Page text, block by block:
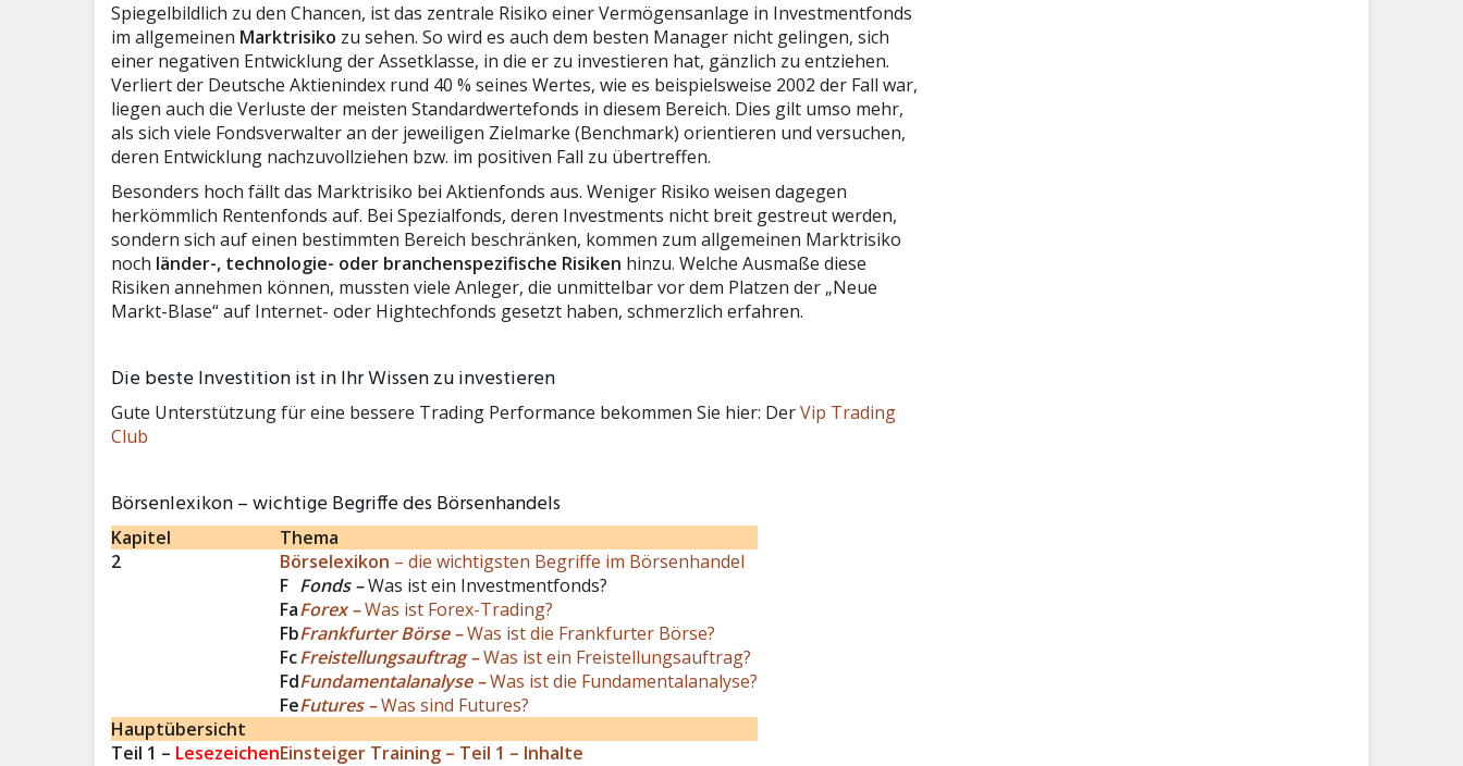
Spiegelbildlich zu den Chancen, ist das zentrale Risiko einer Vermögensanlage in Investmentfonds
im allgemeinen Marktrisiko zu sehen. So wird es auch dem besten Manager nicht gelingen, sich
einer negativen Entwicklung der Assetklasse, in die er zu investieren hat, gänzlich zu entziehen.
Verliert der Deutsche Aktienindex rund 40 % seines Wertes, wie es beispielsweise 2002 der Fall war,
liegen auch die Verluste der meisten Standardwertefonds in diesem Bereich. Dies gilt umso mehr,
als sich viele Fondsverwalter an der jeweiligen Zielmarke (Benchmark) orientieren und versuchen,
deren Entwicklung nachzuvollziehen bzw. im positiven Fall zu übertreffen.
Besonders hoch fällt das Marktrisiko bei Aktienfonds aus. Weniger Risiko weisen dagegen
herkömmlich Rentenfonds auf. Bei Spezialfonds, deren Investments nicht breit gestreut werden,
sondern sich auf einen bestimmten Bereich beschränken, kommen zum allgemeinen Marktrisiko
noch länder-, technologie- oder branchenspezifische Risiken hinzu. Welche Ausmaße diese
Risiken annehmen können, mussten viele Anleger, die unmittelbar vor dem Platzen der „Neue
Markt-Blase“ auf Internet- oder Hightechfonds gesetzt haben, schmerzlich erfahren.
Die beste Investition ist in Ihr Wissen zu investieren
Gute Unterstützung für eine bessere Trading Performance bekommen Sie hier: DerVip Trading
Club
Börsenlexikon – wichtige Begriffe des Börsenhandels
Kapitel
Thema
2
Börselexikon – die wichtigsten Begriffe im Börsenhandel
F Fonds –Was ist ein Investmentfonds?
FaForex –Was ist Forex-Trading?
FbFrankfurter Börse –Was ist die Frankfurter Börse?
FcFreistellungsauftrag –Was ist ein Freistellungsauftrag?
FdFundamentalanalyse –Was ist die Fundamentalanalyse?
FeFutures –Was sind Futures?
Hauptübersicht
Teil 1 – LesezeichenEinsteiger Training – Teil 1 – Inhalte